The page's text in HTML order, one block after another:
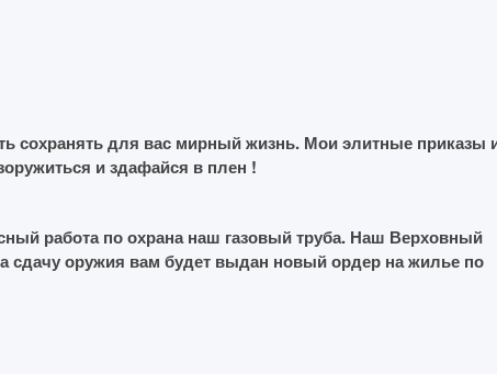
сохранять для вас мирный жизнь. Мои элитные приказы
и здафайся в плен !
работа по охрана наш газовый труба. Наш Верховный
сдачу оружия вам будет выдан новый ордер на жилье по